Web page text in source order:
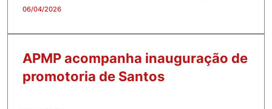
06/04/2026
APMP acompanha inauguração de
promotoria de Santos